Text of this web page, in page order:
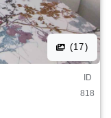
(17)
ID
818